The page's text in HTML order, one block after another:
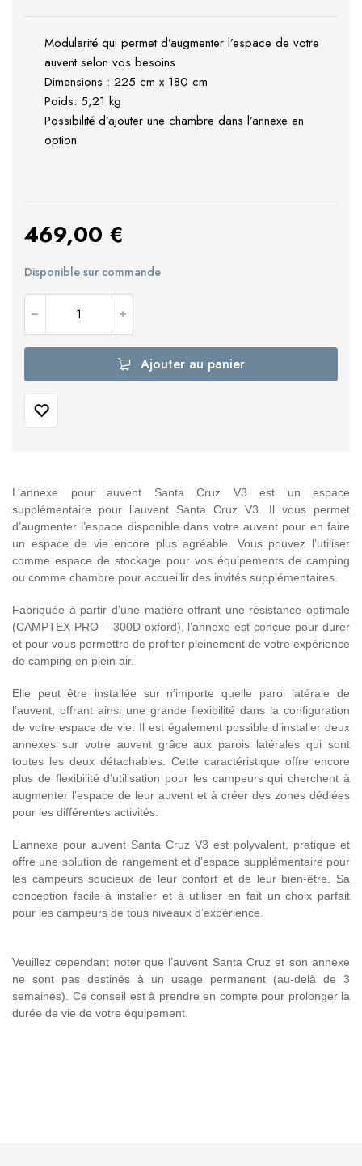
Modularité qui permet d’augmenter l’espace de votre
auvent selon vos besoins
Dimensions : 225 cm x 180 cm
Poids: 5,21 kg
Possibilité d’ajouter une chambre dans l’annexe en
option
469,00 €
Disponible sur commande
Ajouter au panier
L’annexe pour auvent Santa Cruz V3 est un espace
supplémentaire pour l’auvent Santa Cruz V3. Il vous permet
d’augmenter l’espace disponible dans votre auvent pour en faire
un espace de vie encore plus agréable. Vous pouvez l’utiliser
comme espace de stockage pour vos équipements de camping
ou comme chambre pour accueillir des invités supplémentaires.
Fabriquée à partir d’une matière offrant une résistance optimale
(CAMPTEX PRO – 300D oxford), l’annexe est conçue pour durer
et pour vous permettre de profiter pleinement de votre expérience
de camping en plein air.
Elle peut être installée sur n’importe quelle paroi latérale de
l’auvent, offrant ainsi une grande flexibilité dans la configuration
de votre espace de vie. Il est également possible d’installer deux
annexes sur votre auvent grâce aux parois latérales qui sont
toutes les deux détachables. Cette caractéristique offre encore
plus de flexibilité d’utilisation pour les campeurs qui cherchent à
augmenter l’espace de leur auvent et à créer des zones dédiées
pour les différentes activités.
L’annexe pour auvent Santa Cruz V3 est polyvalent, pratique et
offre une solution de rangement et d’espace supplémentaire pour
les campeurs soucieux de leur confort et de leur bien-être. Sa
conception facile à installer et à utiliser en fait un choix parfait
pour les campeurs de tous niveaux d’expérience.
Veuillez cependant noter que l’auvent Santa Cruz et son annexe
ne sont pas destinés à un usage permanent (au-delà de 3
semaines). Ce conseil est à prendre en compte pour prolonger la
durée de vie de votre équipement.